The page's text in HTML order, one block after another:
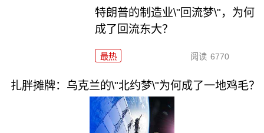
特朗普的制造业\"回流梦\"，为何
成了回流东大？
最热 阅读 6770
扎胖摊牌：乌克兰的\"北约梦\"为何成了一地鸡毛？